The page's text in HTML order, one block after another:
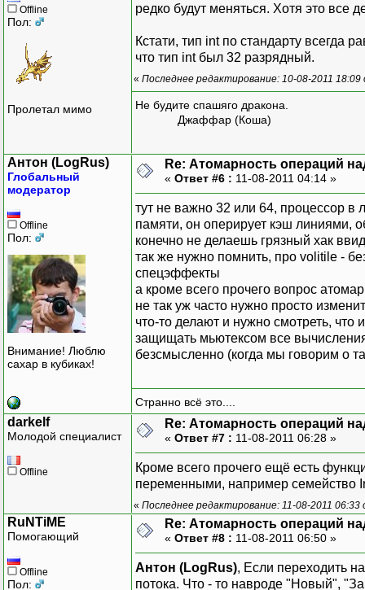
Offline
Пол:
Пролетал мимо
редко будут меняться. Хотя это все
Кстати, тип int по стандарту всегда
что тип int был 32 разрядный.
« Последнее редактирование: 10-08-2011 18:09
Не будите спашяго дракона.
Джаффар (Коша)
Антон (LogRus)
Глобальный
модератор
Offline
Пол:
Внимание! Люблю
сахар в кубиках!
Re: Атомарность операций
« Ответ #6 : 11-08-2011 04:14 »
тут не важно 32 или 64, процессор в
памяти, он оперирует кэш линиями,
конечно не делаешь грязный хак
так же нужно помнить, про volitile -
спецэффекты
а кроме всего прочего вопрос
не так уж часто нужно просто
что-то делают и нужно смотреть,
защищать мьютексом все
безсмысленно (когда мы говорим о
Странно всё это....
darkelf
Молодой специалист
Offline
Re: Атомарность операций
« Ответ #7 : 11-08-2011 06:28 »
Кроме всего прочего ещё есть
переменными, например семейство
« Последнее редактирование: 11-08-2011 06:33
RuNTiME
Помогающий
Offline
Пол:
Re: Атомарность операций
« Ответ #8 : 11-08-2011 06:50 »
Антон (LogRus), Если переходить
потока. Что - то навроде "Новый",